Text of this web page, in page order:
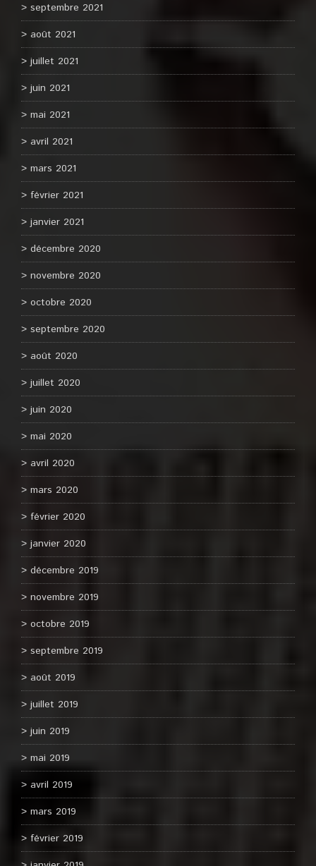
septembre 2021
août 2021
juillet 2021
juin 2021
mai 2021
avril 2021
mars 2021
février 2021
janvier 2021
décembre 2020
novembre 2020
octobre 2020
septembre 2020
août 2020
juillet 2020
juin 2020
mai 2020
avril 2020
mars 2020
février 2020
janvier 2020
décembre 2019
novembre 2019
octobre 2019
septembre 2019
août 2019
juillet 2019
juin 2019
mai 2019
avril 2019
mars 2019
février 2019